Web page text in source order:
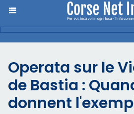
Operata sur le
de Bastia :
donnent